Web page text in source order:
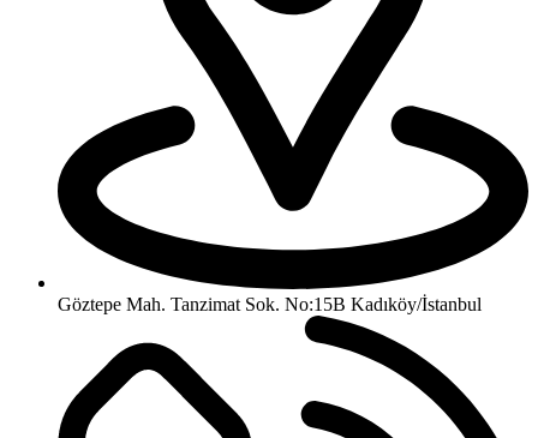
Göztepe Mah. Tanzimat Sok. No:15B Kadıköy/İstanbul